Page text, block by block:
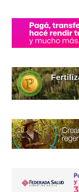
o
o
k
A
p
p